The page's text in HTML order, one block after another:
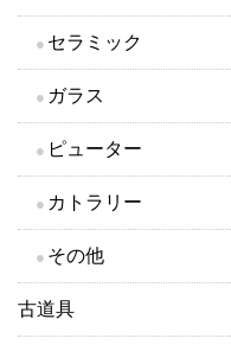
セラミック
ガラス
ピューター
カトラリー
その他
古道具